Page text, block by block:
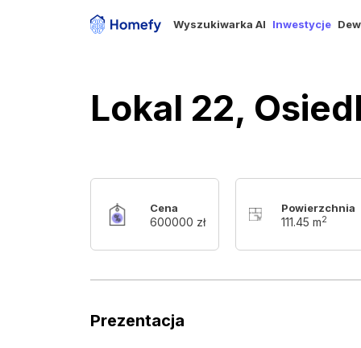
Wyszukiwarka AI Inwestycje
Lokal 22,
Cena
600000 zł
Powierzchnia
111.45 m2
Prezentacja